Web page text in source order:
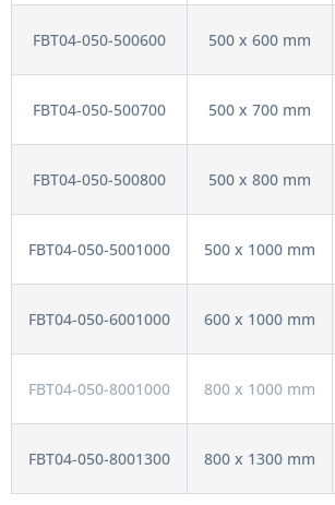
FBT04-050-500600 500 x 600 mm
FBT04-050-500700 500 x 700 mm
FBT04-050-500800 500 x 800 mm
FBT04-050-5001000 500 x 1000 mm
FBT04-050-6001000 600 x 1000 mm
FBT04-050-8001000 800 x 1000 mm
FBT04-050-8001300 800 x 1300 mm